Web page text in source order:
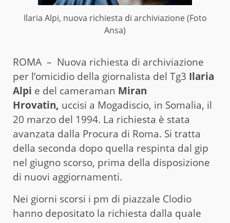
Ilaria Alpi, nuova richiesta di archiviazione (Foto
Ansa)
ROMA – Nuova richiesta di archiviazione
per l’omicidio della giornalista del Tg3 Ilaria
Alpi e del cameraman Miran
Hrovatin, uccisi a Mogadiscio, in Somalia, il
20 marzo del 1994. La richiesta è stata
avanzata dalla Procura di Roma. Si tratta
della seconda dopo quella respinta dal gip
nel giugno scorso, prima della disposizione
di nuovi aggiornamenti.
Nei giorni scorsi i pm di piazzale Clodio
hanno depositato la richiesta dalla quale